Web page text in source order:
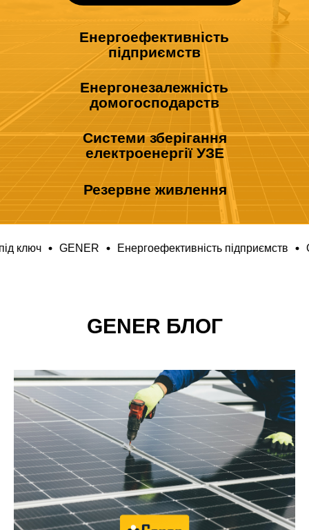
Енергоефективність підприємств GENER
GENER БЛОГ